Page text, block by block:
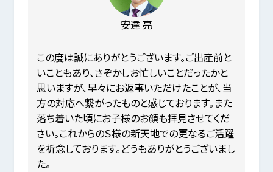
安達 亮
この度は誠にありがとうございます。ご出産前と
いこともあり、さぞかしお忙しいことだったかと
思いますが、早々にお返事いただけたことが、当
方の対応へ繋がったものと感じております。また
落ち着いた頃にお子様のお顔も拝見させてくだ
さい。これからのＳ様の新天地での更なるご活躍
を祈念しております。どうもありがとうございまし
た。